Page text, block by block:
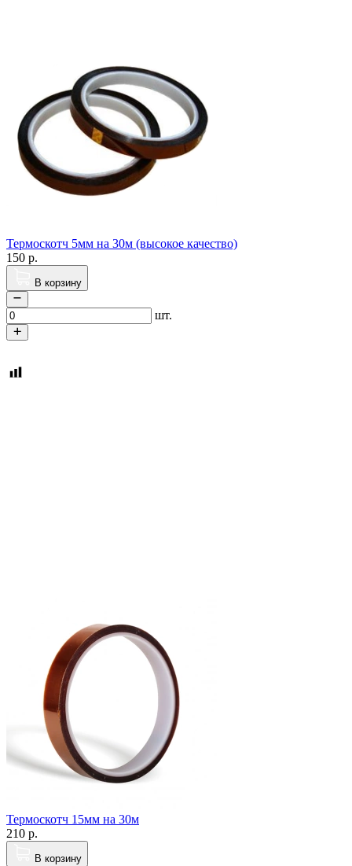
Термоскотч 5мм на 30м (высокое качество)
150 р.
В корзину
шт.
Термоскотч 15мм на 30м
210 р.
В корзину